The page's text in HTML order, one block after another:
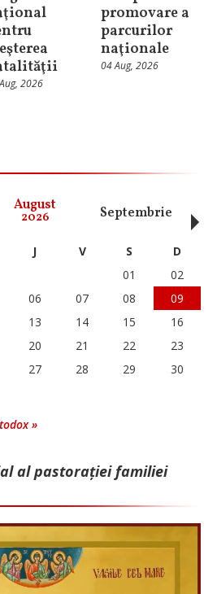
2026
promovare a
parcurilor
naţionale
04 Aug, 2026
August
2026 Septembrie
J V S
D
01
02
06 07 08
09
13 14 15
16
20 21 22
23
27 28 29
30
»
al pastorației familiei